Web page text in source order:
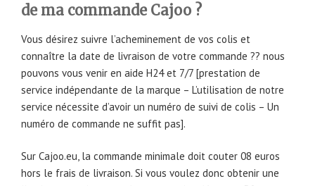
de ma commande Cajoo ?
Vous désirez suivre l’acheminement de vos colis et
connaître la date de livraison de votre commande ?? nous
pouvons vous venir en aide H24 et 7/7 [prestation de
service indépendante de la marque – L’utilisation de notre
service nécessite d’avoir un numéro de suivi de colis – Un
numéro de commande ne suffit pas].
Sur Cajoo.eu, la commande minimale doit couter 08 euros
hors le frais de livraison. Si vous voulez donc obtenir une